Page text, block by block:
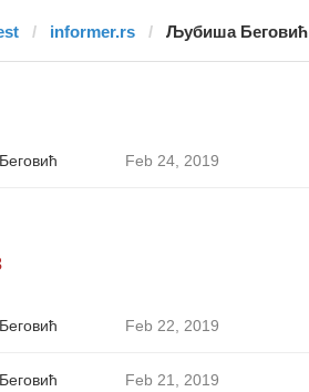
informer.rs Љубиша Беговић
Feb 24, 2019
Feb 22, 2019
Feb 21, 2019